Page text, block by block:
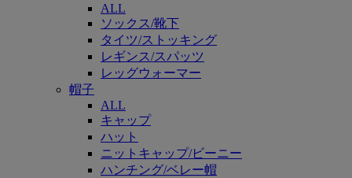
ALL
ソックス/靴下
タイツ/ストッキング
レギンス/スパッツ
レッグウォーマー
帽子
ALL
キャップ
ハット
ニットキャップ/ビーニー
ハンチング/ベレー帽